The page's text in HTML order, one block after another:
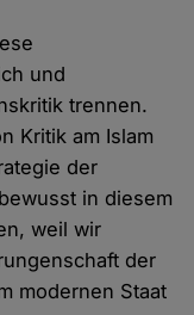
und
trennen.
Kritik am Islam
der
in diesem
weil wir
der
modernen Staat